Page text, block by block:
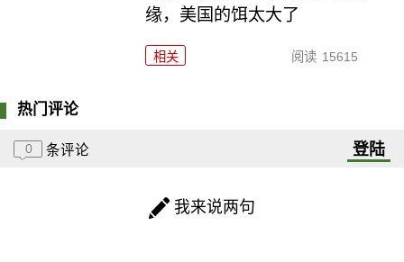
缘，美国的饵太大了
相关 阅读 15615
热门评论
0 条评论 登陆
我来说两句